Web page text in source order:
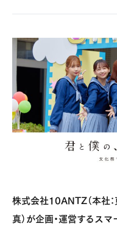
株式会社10ANTZ（本社
真）が企画・運営するス